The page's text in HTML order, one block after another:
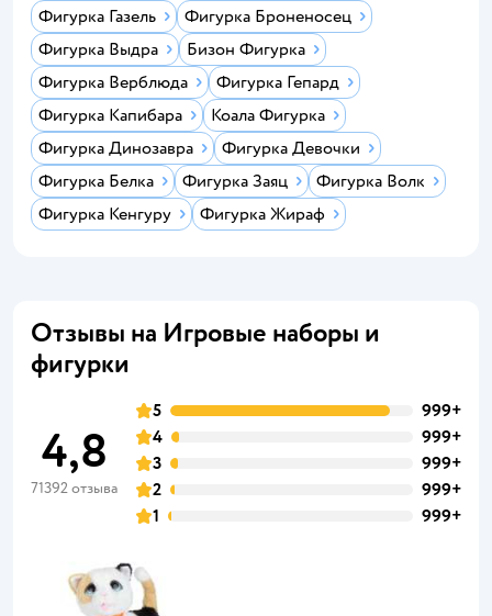
Фигурка Газель
Фигурка Броненосец
Фигурка Выдра
Бизон Фигурка
Фигурка Верблюда
Фигурка Гепард
Фигурка Капибара
Коала Фигурка
Фигурка Динозавра
Фигурка Девочки
Фигурка Белка
Фигурка Заяц
Фигурка Волк
Фигурка Кенгуру
Фигурка Жираф
Отзывы на Игровые наборы и
фигурки
4,8
71392 отзыва
5
999+
4
999+
3
999+
2
999+
1
999+